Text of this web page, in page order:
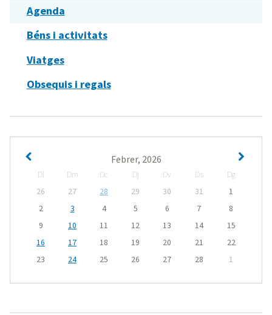
Agenda
Béns i activitats
Viatges
Obsequis i regals
Febrer, 2026
Dl Dm Dc Dj Dv Ds
Dg
26
27 28 29 30 31
1
2
3 4 5 6 7
8
9
10 11 12 13 14
15
16
17 18 19 20 21
22
23
24 25 26 27 28 1